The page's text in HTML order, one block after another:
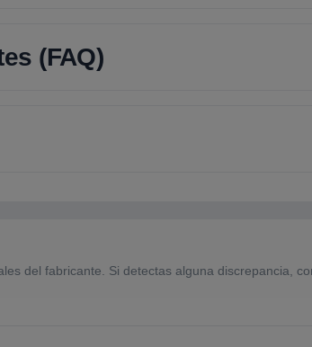
(FAQ)
del fabricante. Si detectas alguna discrepancia,